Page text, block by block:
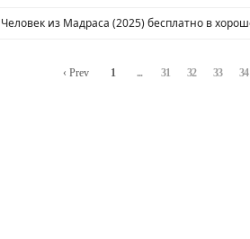
из Мадраса (2025) бесплатно в
‹ Prev 1 ... 31 32 33 34